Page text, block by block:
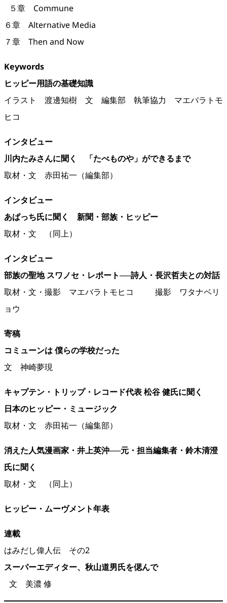
５章 Commune
６章 Alternative Media
７章 Then and Now
Keywords
ヒッピー用語の基礎知識
イラスト
渡邊知樹 文 編集部 執筆協力 マエバラトモ
ヒコ
インタビュー
川内たみさんに聞く 「たべものや」ができるまで
取材・文 赤田祐一 （編集部）
インタビュー
あぱっち氏に聞く 新聞・部族・ヒッピー
取材・文 （同上）
インタビュー
部族の聖地 スワノセ・レポート──詩人・長沢哲夫との対話
取材・文・撮影 マエバラトモヒコ 撮影 ワタナベリ
ョウ
寄稿
コミューンは 僕らの学校だった
文 神崎夢現
キャプテン・トリップ・レコード代表 松谷 健氏に聞く
日本のヒッピー・ミュージック
取材・文 赤田祐一 （編集部）
消えた人気漫画家・井上英沖──元・担当編集者・鈴木清澄
氏に聞く
取材・文
（同上）
ヒッピー・ムーヴメント年表
連載
はみだし偉人伝 その2
スーパーエディター、秋山道男氏を偲んで
文 美濃 修